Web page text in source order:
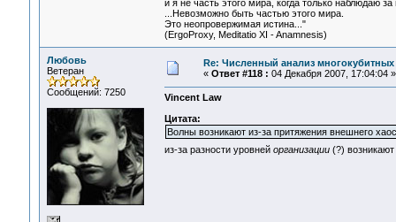
и я не часть этого мира, когда только наблюдаю
...Невозможно быть частью этого мира.
Это неопровержимая истина..."
(ErgoProxy, Meditatio XI - Anamnesis)
Любовь
Ветеран
Сообщений: 7250
Re: Численный анализ многокубитных
« Ответ #118 : 04 Декабря 2007, 17:04:04 »
Vincent Law
Цитата:
Волны возникают из-за притяжения внешнего
из-за разности уровней организации(?) возникают